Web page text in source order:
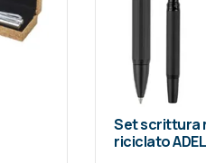
Set scrittura
riciclato ADEL